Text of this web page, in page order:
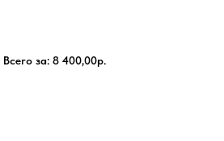
за: 8 400,00р.